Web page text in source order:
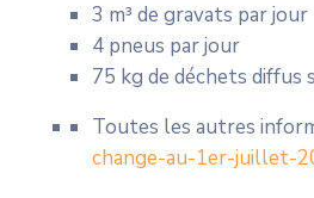
3 m³ de gravats par jour
4 pneus par jour
75 kg de déchets diffus
Toutes les autres
change-au-1er-juillet-